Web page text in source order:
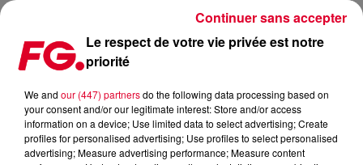
MYD, KRONO ET SQUEEZIE VIENNENT DE DÉVOILER « TIME
Publié : 16 novembre 2021 à 16h28 par Jean-Baptiste
BLANDIN
Le respect de votre vie privée est notre
priorité
We and our (447) partnersdo the following data processing based on
your consent and/or our legitimate interest: Store and/or access
information on a device; Use limited data to select advertising; Create
profiles for personalised advertising; Use profiles to select personalised
advertising; Measure advertising performance; Measure content
Continuer sans accepter